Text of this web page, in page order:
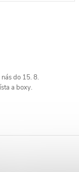
do 15. 8.
a boxy.